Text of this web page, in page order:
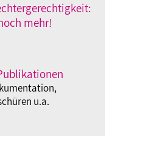
mehr!
u.a.